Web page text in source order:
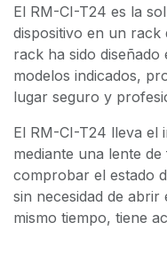
El RM-CI-T24 es la
dispositivo en un rack
rack ha sido
modelos indicados,
lugar seguro y
El RM-CI-T24 lleva el
mediante una lente
comprobar el estado
sin necesidad de
mismo tiempo, tiene